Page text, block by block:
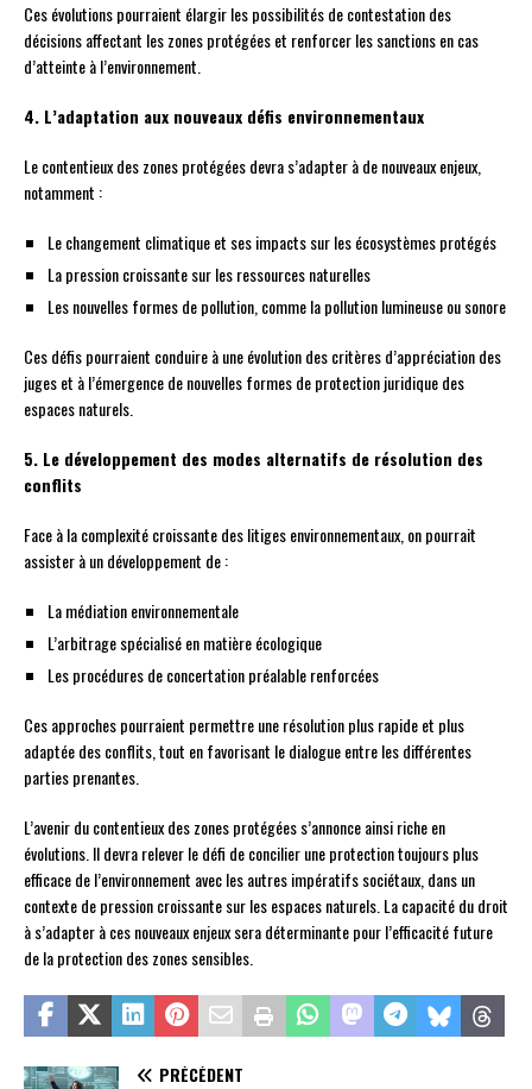
Ces évolutions pourraient élargir les possibilités de contestation des
décisions affectant les zones protégées et renforcer les sanctions en cas
d’atteinte à l’environnement.
4. L’adaptation aux nouveaux défis environnementaux
Le contentieux des zones protégées devra s’adapter à de nouveaux enjeux,
notamment :
Le changement climatique et ses impacts sur les écosystèmes protégés
La pression croissante sur les ressources naturelles
Les nouvelles formes de pollution, comme la pollution lumineuse ou sonore
Ces défis pourraient conduire à une évolution des critères d’appréciation des
juges et à l’émergence de nouvelles formes de protection juridique des
espaces naturels.
5. Le développement des modes alternatifs de résolution des
conflits
Face à la complexité croissante des litiges environnementaux, on pourrait
assister à un développement de :
La médiation environnementale
L’arbitrage spécialisé en matière écologique
Les procédures de concertation préalable renforcées
Ces approches pourraient permettre une résolution plus rapide et plus
adaptée des conflits, tout en favorisant le dialogue entre les différentes
parties prenantes.
L’avenir du contentieux des zones protégées s’annonce ainsi riche en
évolutions. Il devra relever le défi de concilier une protection toujours plus
efficace de l’environnement avec les autres impératifs sociétaux, dans un
contexte de pression croissante sur les espaces naturels. La capacité du droit
à s’adapter à ces nouveaux enjeux sera déterminante pour l’efficacité future
de la protection des zones sensibles.
PRÉCÉDENT